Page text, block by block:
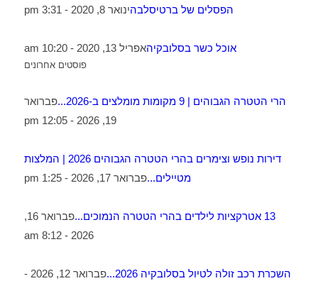
הפסלים של ברטיסלבהינואר 8, 2020 - 3:31 pm
אוכל כשר בסלובקיהאפריל 13, 2020 - 10:20 am
פוסטים אחרונים
הרי הטטרה הגבוהים | 9 מקומות מומלצים ב-2026...
פברואר
19, 2026 - 12:05 pm
דירות נופש וצימרים בהרי הטטרה הגבוהים 2026 | המלצות
מטיילים...פברואר 17, 2026 - 1:25 pm
13 אטרקציות לילדים בהרי הטטרה הנמוכים...
פברואר 16,
2026 - 8:12 am
השכרת רכב זולה לטיול בסלובקיה 2026...
פברואר 12, 2026 -